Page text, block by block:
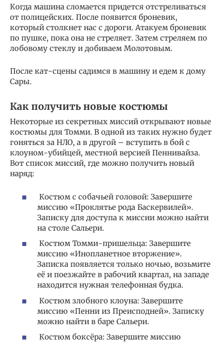
Когда машина сломается придется отстреливаться
от полицейских. После появится броневик,
который столкнет нас с дороги. Атакуем броневик
по пушке, пока она не стреляет. Затем стреляем по
лобовому стеклу и добиваем Молотовым.
После кат-сцены садимся в машину и едем к дому
Сары.
Как получить новые костюмы
Некоторые из секретных миссий открывают новые
костюмы для Томми. В одной из таких нужно будет
гоняться за НЛО, а в другой – вступить в бой с
клоуном-убийцей, местной версией Пеннивайза.
Вот список миссий, где можно получить новый
наряд:
Костюм с собачьей головой: Завершите
миссию «Проклятье рода Баскервилей».
Записку для доступа к миссии можно найти
на столе Сальери.
Костюм Томми-пришельца: Завершите
миссию «Инопланетное вторжение».
Записка появляется только ночью, возьмите
её и поезжайте в рабочий квартал, на западе
находится нужная телефонная будка.
Костюм злобного клоуна: Завершите
миссию «Пенни из Преисподней». Записку
можно найти в баре Сальери.
Костюм боксёра: Завершите миссию